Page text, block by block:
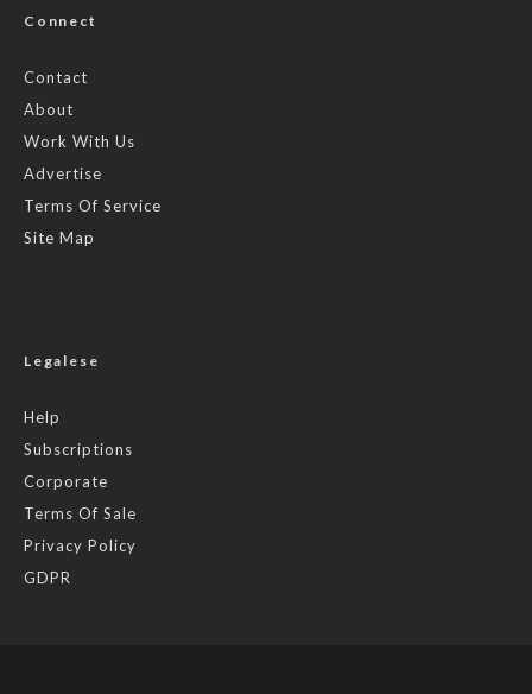
Connect
Contact
About
Work With Us
Advertise
Terms Of Service
Site Map
Legalese
Help
Subscriptions
Corporate
Terms Of Sale
Privacy Policy
GDPR